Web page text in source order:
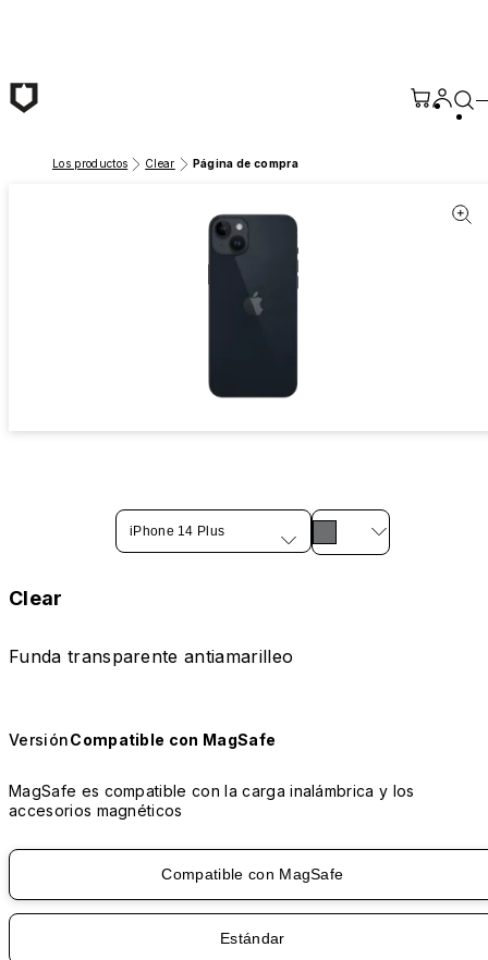
Los productos Clear Página de compra
iPhone 14 Plus
Clear
Funda transparente antiamarilleo
VersiónCompatible con MagSafe
MagSafe es compatible con la carga inalámbrica y los
accesorios magnéticos
Compatible con MagSafe
Estándar